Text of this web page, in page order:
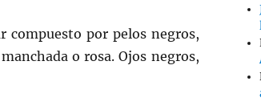
compuesto por pelos negros,
o rosa. Ojos negros,